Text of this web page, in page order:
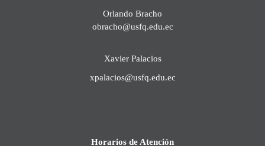
Orlando Bracho
obracho@usfq.edu.ec
Xavier Palacios
xpalacios@usfq.edu.ec
Horarios de Atención